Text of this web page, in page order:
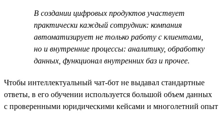
В создании цифровых продуктов участвует
практически каждый сотрудник: компания
автоматизирует не только работу с клиентами,
но и внутренние процессы: аналитику, обработку
данных, функционал внутренних баз и прочее.
Чтобы интеллектуальный чат-бот не выдавал стандартные
ответы, в его обучении используется большой объем данных
с проверенными юридическими кейсами и многолетний опыт